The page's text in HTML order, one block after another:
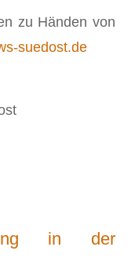
zu Händen von
suedost.de
in der